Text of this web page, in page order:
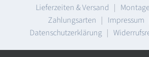
Lieferzeiten & Versand |
Zahlungsarten | Impressum
Datenschutzerklärung |